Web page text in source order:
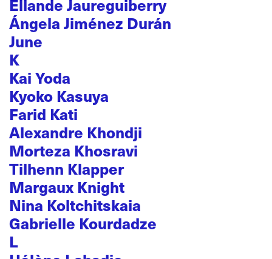
Ellande Jaureguiberry
Ángela Jiménez Durán
June
K
Kai Yoda
Kyoko Kasuya
Farid Kati
Alexandre Khondji
Morteza Khosravi
Tilhenn Klapper
Margaux Knight
Nina Koltchitskaia
Gabrielle Kourdadze
L